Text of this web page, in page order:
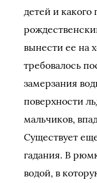
детей и какого
вынести ее на
требовалось
замерзания
поверхности
мальчиков,
Существует
гадания. В
водой, в